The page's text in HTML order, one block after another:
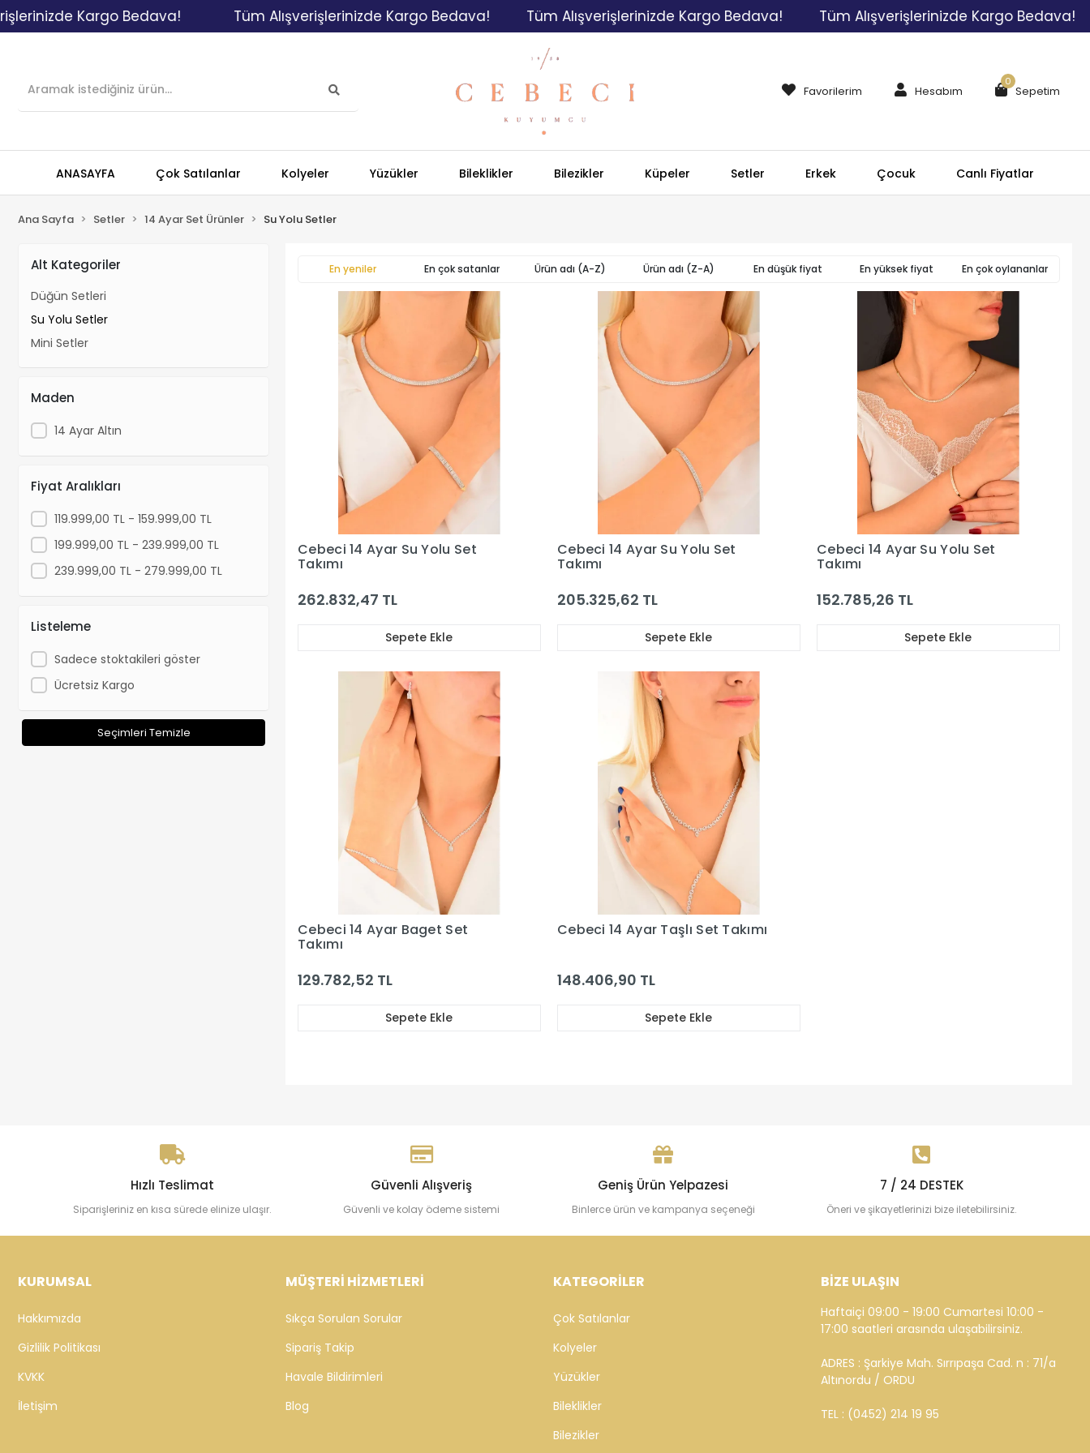
Kargo Bedava! Tüm Alışverişlerinizde Kargo Bedava! Tüm Alışverişlerinizde Kargo Bedava! Tüm Alışverişlerinizde Kargo Bedava!
Favorilerim Hesabım Sepetim
0
ANASAYFA Çok Satılanlar Kolyeler Yüzükler Bileklikler Bilezikler Küpeler Setler Erkek Çocuk Canlı Fiyatlar
Ana Sayfa Setler 14 Ayar Set Ürünler Su Yolu Setler
Alt Kategoriler
Düğün Setleri
Su Yolu Setler
Mini Setler
Maden
14 Ayar Altın
Fiyat Aralıkları
119.999,00 TL - 159.999,00 TL
199.999,00 TL - 239.999,00 TL
239.999,00 TL - 279.999,00 TL
Listeleme
Sadece stoktakileri göster
Ücretsiz Kargo
Seçimleri Temizle
En yeniler En çok satanlar Ürün adı (A-Z) Ürün adı (Z-A) En düşük fiyat En yüksek fiyat En çok oylananlar
Cebeci 14 Ayar Su Yolu Set
Takımı
262.832,47 TL
Sepete Ekle
Cebeci 14 Ayar Su Yolu Set
Takımı
205.325,62 TL
Sepete Ekle
Cebeci 14 Ayar Su Yolu Set
Takımı
152.785,26 TL
Sepete Ekle
Cebeci 14 Ayar Baget Set
Takımı
129.782,52 TL
Sepete Ekle
Cebeci 14 Ayar Taşlı Set Takımı
148.406,90 TL
Sepete Ekle
Hızlı Teslimat
Siparişleriniz en kısa sürede elinize ulaşır.
Güvenli Alışveriş
Güvenli ve kolay ödeme sistemi
Geniş Ürün Yelpazesi
Binlerce ürün ve kampanya seçeneği
7 / 24 DESTEK
Öneri ve şikayetlerinizi bize iletebilirsiniz.
KURUMSAL
Hakkımızda
Gizlilik Politikası
KVKK
İletişim
MÜŞTERİ HİZMETLERİ
Sıkça Sorulan Sorular
Sipariş Takip
Havale Bildirimleri
Blog
KATEGORİLER
Çok Satılanlar
Kolyeler
Yüzükler
Bileklikler
Bilezikler
BİZE ULAŞIN
Haftaiçi 09:00 - 19:00 Cumartesi 10:00 -
17:00 saatleri arasında ulaşabilirsiniz.
ADRES : Şarkiye Mah. Sırrıpaşa Cad. n : 71/a
Altınordu / ORDU
TEL : (0452) 214 19 95